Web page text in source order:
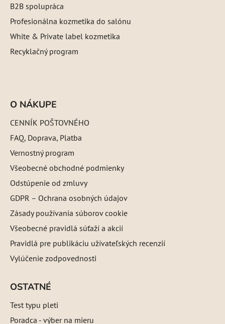
B2B spolupráca
Profesionálna kozmetika do salónu
White & Private label kozmetika
Recyklačný program
O NÁKUPE
CENNÍK POŠTOVNÉHO
FAQ, Doprava, Platba
Vernostný program
Všeobecné obchodné podmienky
Odstúpenie od zmluvy
GDPR – Ochrana osobných údajov
Zásady používania súborov cookie
Všeobecné pravidlá súťaží a akcií
Pravidlá pre publikáciu užívateľských recenzií
Vylúčenie zodpovednosti
OSTATNÉ
Test typu pleti
Poradca - výber na mieru